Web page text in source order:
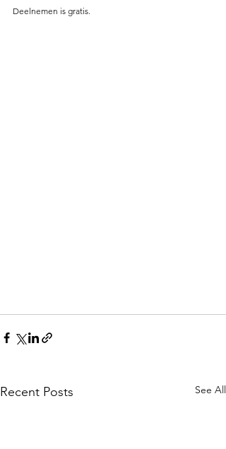
Deelnemen is gratis.
Recent Posts See All